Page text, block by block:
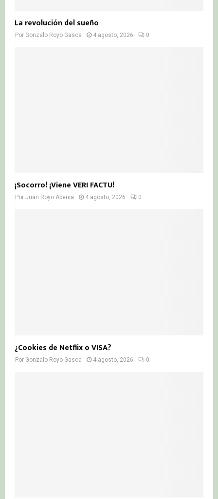
La revolución del sueño
Por Gonzalo Royo Gasca 4 agosto, 2026 0
¡Socorro! ¡Viene VERI FACTU!
Por Juan Royo Abenia 4 agosto, 2026 0
¿Cookies de Netflix o VISA?
Por Gonzalo Royo Gasca 4 agosto, 2026 0